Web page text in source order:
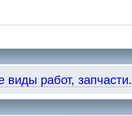
работ, запчасти.